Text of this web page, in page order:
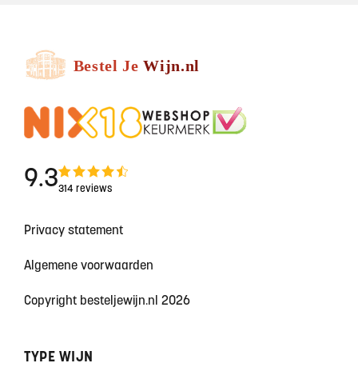
9.3314 reviews
Privacy statement
Algemene voorwaarden
Copyright besteljewijn.nl 2026
TYPE WIJN